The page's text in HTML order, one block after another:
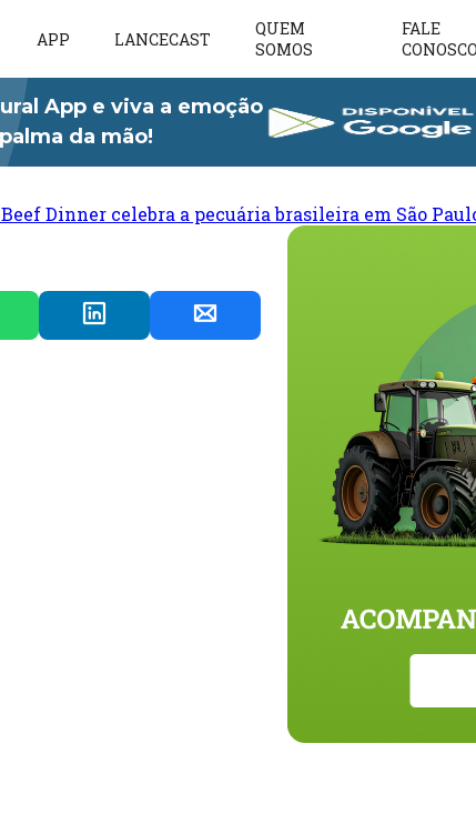
APP LANCECAST
QUEM
SOMOS
FALE
CONOSCO
App e viva a emoção
da mão!
Dinner celebra a pecuária brasileira em São